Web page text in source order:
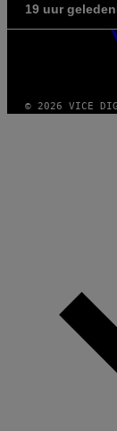
19 uur geleden
© 2026 VICE